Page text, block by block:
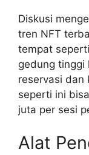
Diskusi
tren NFT
tempat seperti
gedung tinggi
reservasi dan
seperti ini
juta per sesi
Alat